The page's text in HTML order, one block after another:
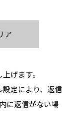
げます。
設定により、返信
に返信がない場